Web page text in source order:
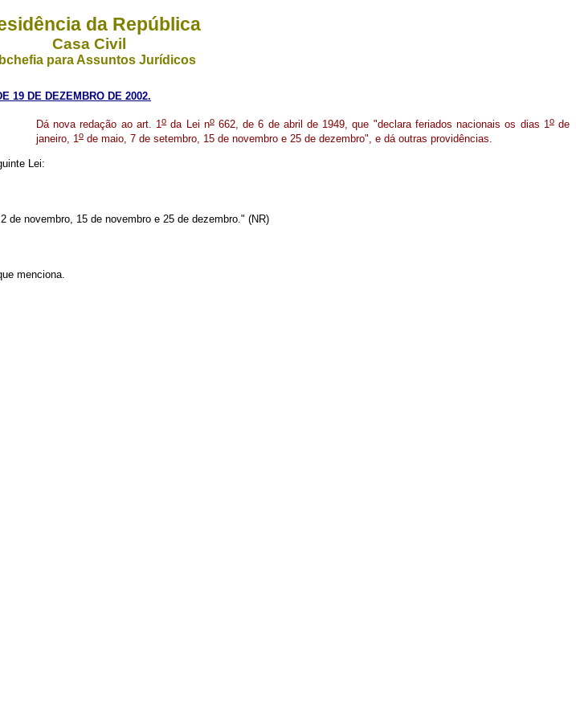
da República
Casa Civil
para Assuntos Jurídicos
19 DE DEZEMBRO DE 2002.
Dá nova redação ao art. 1o da Lei no662, de 6 de abril de 1949, que "declara feriados nacionais os dias 1ode
janeiro, 1o de maio, 7 de setembro, 15 de novembro e 25 de dezembro", e dá outras providências.
Lei:
de novembro, 15 de novembro e 25 de dezembro." (NR)
menciona.